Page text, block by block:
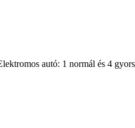
autó: 1 normál és 4